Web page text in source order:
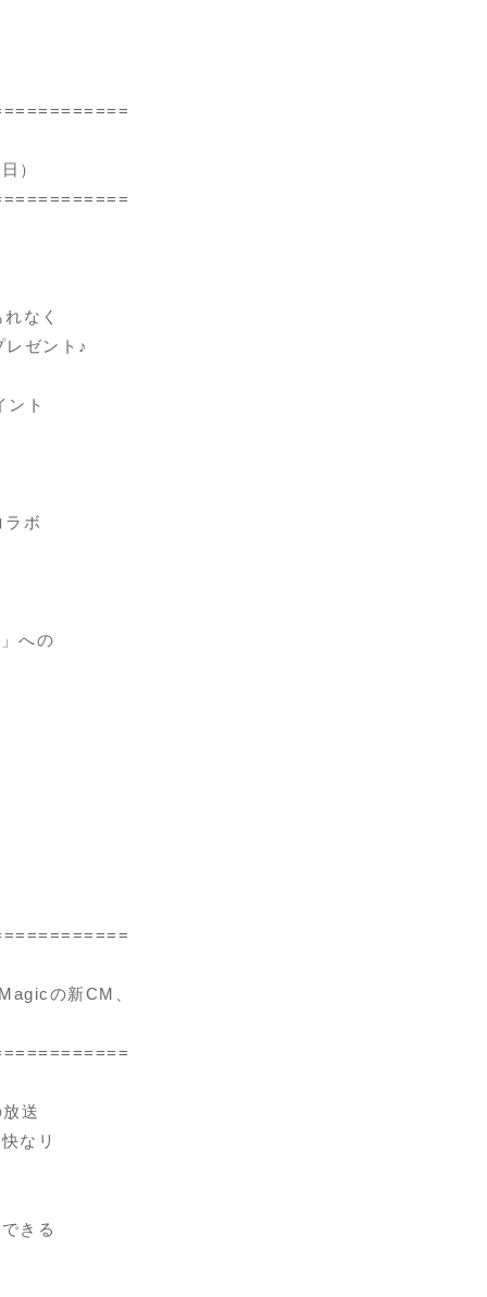
）
なく
ゼント♪
ト
ボ
への
の新CM、
送
なリ
きる